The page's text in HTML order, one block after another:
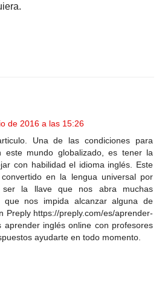
de 2016 a las 15:26
Una de las condiciones para
este mundo globalizado, es tener la
con habilidad el idioma inglés. Este
en la lengua universal por
ser la llave que nos abra muchas
nos impida alcanzar alguna de
Preply https://preply.com/es/aprender-
aprender inglés online con profesores
ayudarte en todo momento.